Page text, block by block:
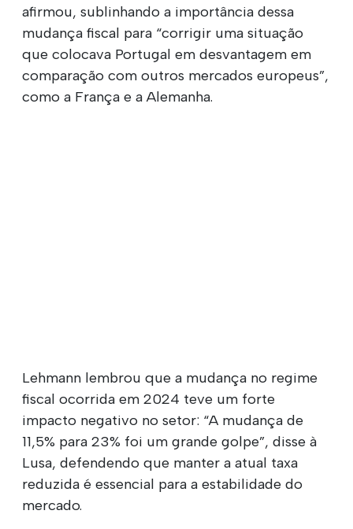
afirmou, sublinhando a importância dessa
mudança fiscal para “corrigir uma situação
que colocava Portugal em desvantagem em
comparação com outros mercados europeus”,
como a França e a Alemanha.
Lehmann lembrou que a mudança no regime
fiscal ocorrida em 2024 teve um forte
impacto negativo no setor: “A mudança de
11,5% para 23% foi um grande golpe”, disse à
Lusa, defendendo que manter a atual taxa
reduzida é essencial para a estabilidade do
mercado.